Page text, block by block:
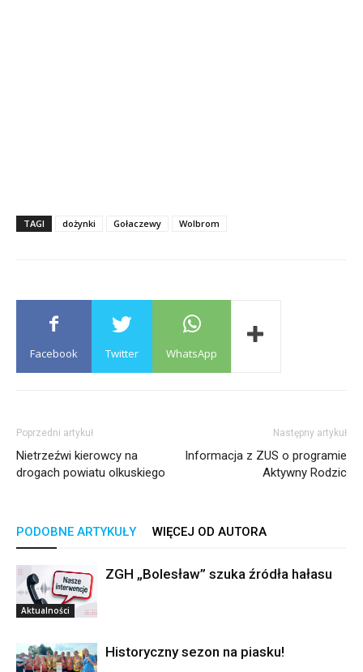
TAGI dożynki Gołaczewy Wolbrom
Facebook Twitter WhatsApp
Poprzedni artykuł
Nietrzeźwi kierowcy na
drogach powiatu olkuskiego
Następny artykuł
Informacja z ZUS o programie
Aktywny Rodzic
PODOBNE ARTYKUŁY WIĘCEJ OD AUTORA
Aktualności
ZGH „Bolesław” szuka źródła hałasu
Historyczny sezon na piasku!